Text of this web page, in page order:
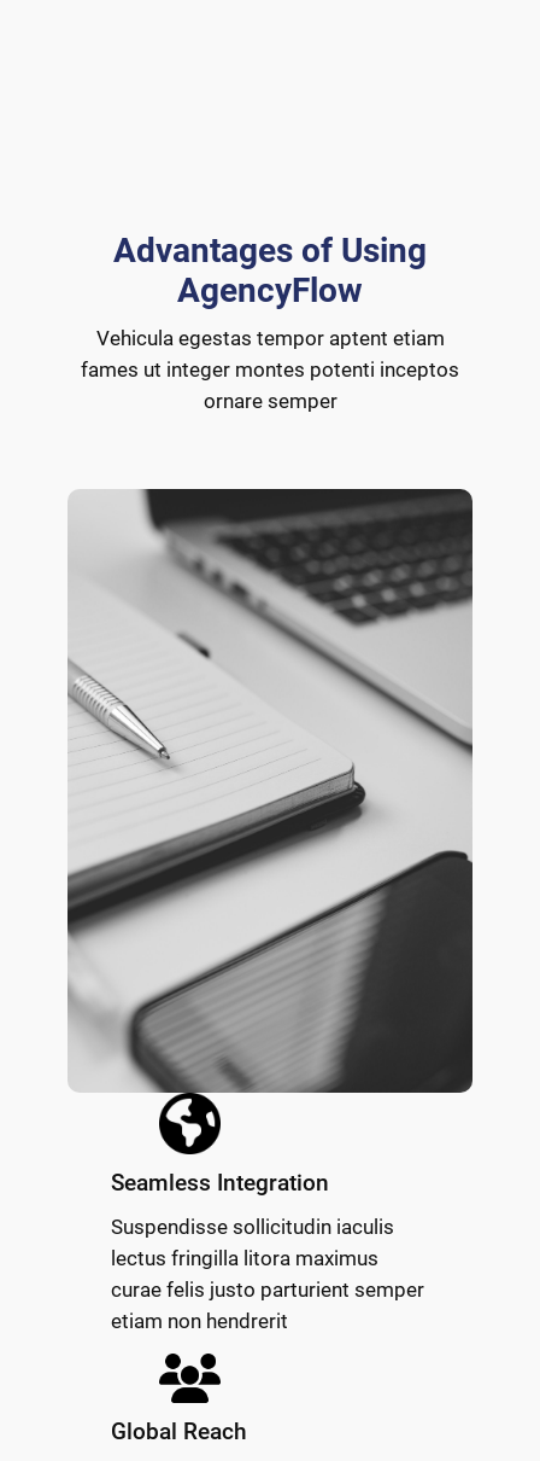
Advantages of Using
AgencyFlow
Vehicula egestas tempor aptent etiam
fames ut integer montes potenti inceptos
ornare semper
Seamless Integration
Suspendisse sollicitudin iaculis
lectus fringilla litora maximus
curae felis justo parturient semper
etiam non hendrerit
Global Reach